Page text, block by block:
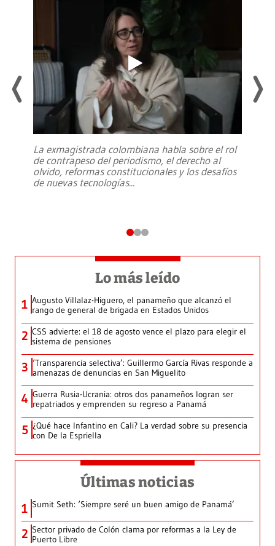
La exmagistrada colombiana habla sobre el rol
de contrapeso del periodismo, el derecho al
olvido, reformas constitucionales y los desafíos
de nuevas tecnologías...
Lo más leído
1 Augusto Villalaz-Higuero, el panameño que alcanzó el
rango de general de brigada en Estados Unidos
2 CSS advierte: el 18 de agosto vence el plazo para elegir el
sistema de pensiones
3 ‘Transparencia selectiva’: Guillermo García Rivas responde a
amenazas de denuncias en San Miguelito
4 Guerra Rusia-Ucrania: otros dos panameños logran ser
repatriados y emprenden su regreso a Panamá
5 ¿Qué hace Infantino en Cali? La verdad sobre su presencia
con De la Espriella
Últimas noticias
1 Sumit Seth: ‘Siempre seré un buen amigo de Panamá’
2 Sector privado de Colón clama por reformas a la Ley de
Puerto Libre